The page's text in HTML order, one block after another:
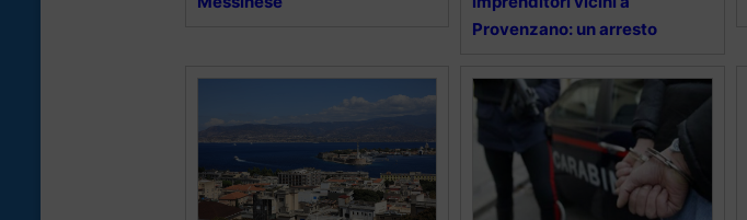
Provenzano: un arresto